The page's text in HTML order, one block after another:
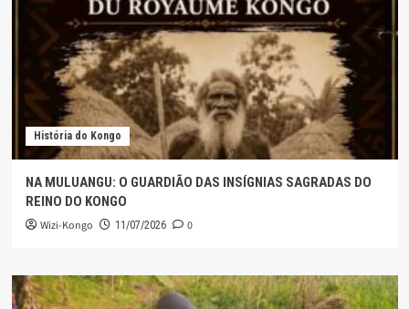
História do Kongo
NA MULUANGU: O GUARDIÃO DAS INSÍGNIAS SAGRADAS DO
REINO DO KONGO
Wizi-Kongo 11/07/2026 0